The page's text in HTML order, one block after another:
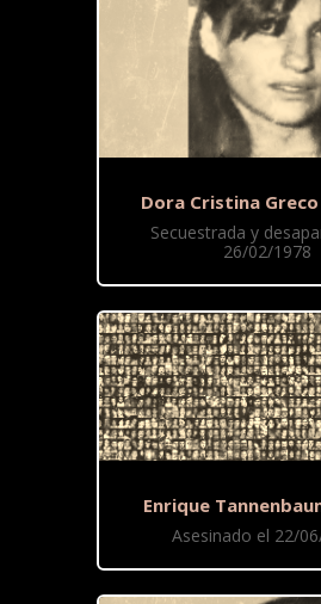
Dora Cristina
Secuestrada y
26/02/1978
Enrique
Asesinado el 22/